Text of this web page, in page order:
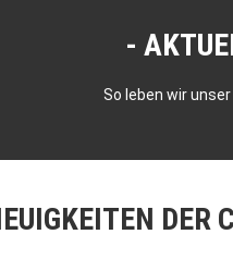
So leben wir
DER